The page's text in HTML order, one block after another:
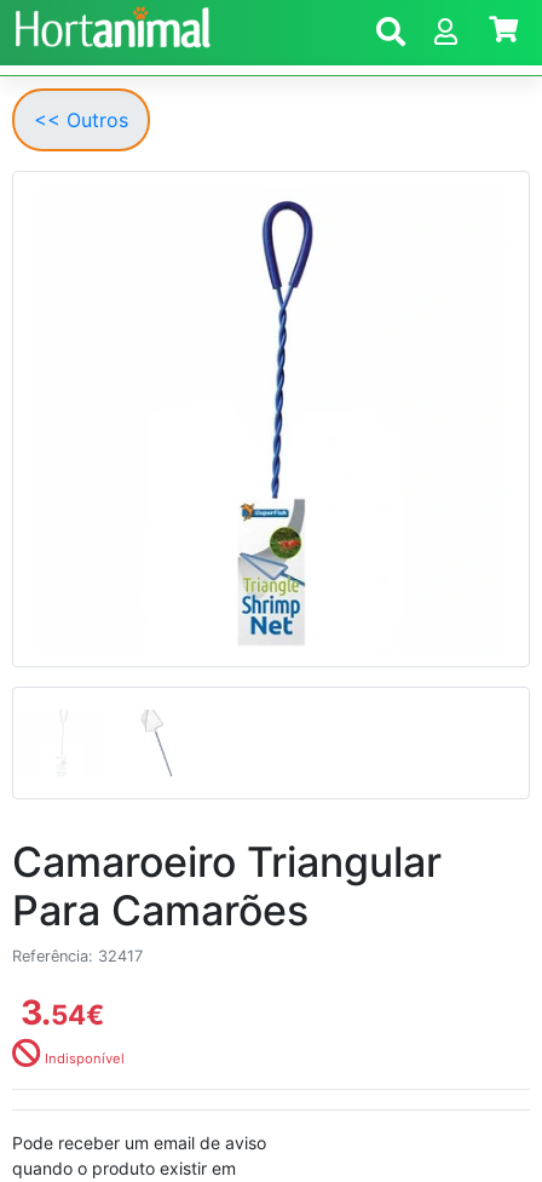
<< Outros
Camaroeiro Triangular
Para Camarões
Referência: 32417
3.54€
Indisponível
Pode receber um email de aviso
quando o produto existir em